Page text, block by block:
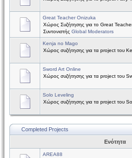
Great Teacher Onizuka
Χώρος Συζήτησης για το Great
Συντονιστής Global Moderators
Kenja no Mago
Χώρος συζήτησης για τα project του
Sword Art Online
Χώρος συζήτησης για τα project του
Solo Leveling
Χώρος συζήτησης για τα project του
Completed Projects
Ενότητα
AREA88